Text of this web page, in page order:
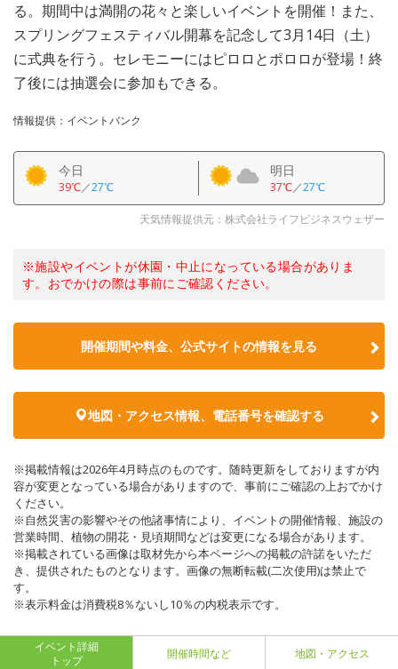
る。期間中は満開の花々と楽しいイベントを開催！また、
スプリングフェスティバル開幕を記念して3月14日（土）
に式典を行う。セレモニーにはピロロとポロロが登場！終
了後には抽選会に参加もできる。
情報提供：イベントバンク
今日
39℃／27℃
明日
37℃／27℃
天気情報提供元：株式会社ライフビジネスウェザー
※施設やイベントが休園・中止になっている場合がありま
す。おでかけの際は事前にご確認ください。
開催期間や料金、公式サイトの情報を見る
地図・アクセス情報、電話番号を確認する
※掲載情報は2026年4月時点のものです。随時更新をしておりますが内
容が変更となっている場合がありますので、事前にご確認の上おでかけ
ください。
※自然災害の影響やその他諸事情により、イベントの開催情報、施設の
営業時間、植物の開花・見頃期間などは変更になる場合があります。
※掲載されている画像は取材先から本ページへの掲載の許諾をいただ
き、提供されたものとなります。画像の無断転載(二次使用)は禁止で
す。
※表示料金は消費税8％ないし10％の内税表示です。
イベント詳細
トップ
開催時間など 地図・アクセス